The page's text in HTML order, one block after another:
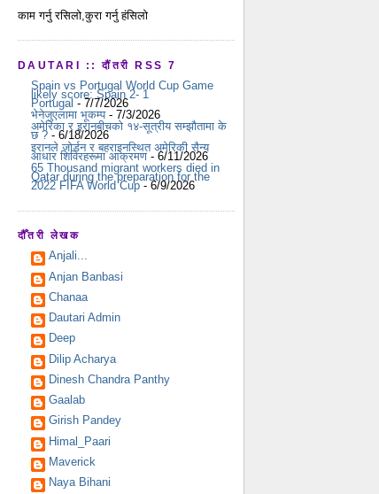
काम गर्नु रसिलो,कुरा गर्नु हंसिलो
DAUTARI :: दौंतरी RSS 7
Spain vs Portugal World Cup Game
likely score: Spain 2- 1
Portugal - 7/7/2026
भेनेजुएलामा भूकम्प- 7/3/2026
अमेरिका र इरानबीचको १४-सूत्रीय सम्झौतामा के
छ ? - 6/18/2026
इरानले जोर्डन र बहराइनस्थित अमेरिकी सैन्य
आधार शिविरहरूमा आक्रमण- 6/11/2026
65 Thousand migrant workers died in
Qatar during the preparation for the
2022 FIFA World Cup - 6/9/2026
दौँतरी लेखक
Anjali...
Anjan Banbasi
Chanaa
Dautari Admin
Deep
Dilip Acharya
Dinesh Chandra Panthy
Gaalab
Girish Pandey
Himal_Paari
Maverick
Naya Bihani